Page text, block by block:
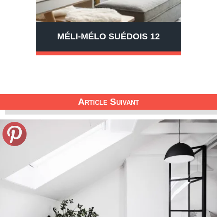
MÉLI-MÉLO SUÉDOIS 12
Article Suivant